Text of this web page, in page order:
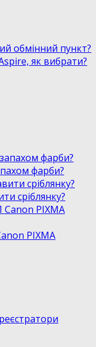
обмінний пункт?
як вибрати?
фарби?
сріблянку?
PIXMA